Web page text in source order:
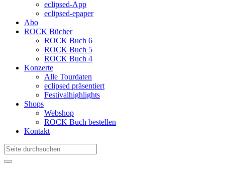
eclipsed-App
eclipsed-epaper
Abo
ROCK Bücher
ROCK Buch 6
ROCK Buch 5
ROCK Buch 4
Konzerte
Alle Tourdaten
eclipsed präsentiert
Festivalhighlights
Shops
Webshop
ROCK Buch bestellen
Kontakt